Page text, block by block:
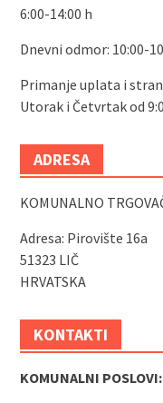
6:00-14:00 h
Dnevni odmor: 10:00-
Primanje uplata i
Utorak i Četvrtak od
ADRESA
KOMUNALNO
Adresa: Pirovište 16a
51323 LIČ
HRVATSKA
KONTAKTI
KOMUNALNI POSLOVI: